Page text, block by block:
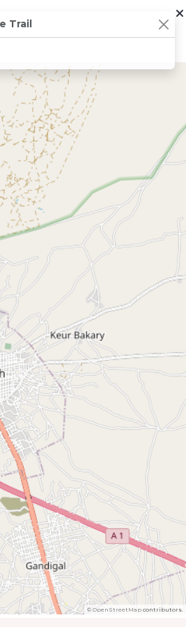
© OpenStreetMap contributors.